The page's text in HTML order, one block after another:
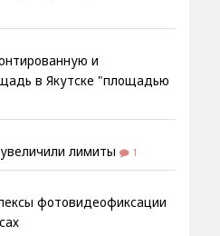
и
в Якутске "площадью
лимиты 1
фотовидеофиксации